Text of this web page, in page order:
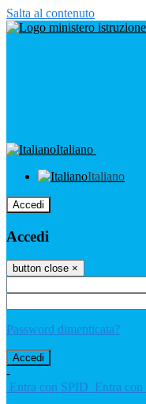
Salta al contenuto
Italiano
Italiano
Accedi
Accedi
button close ×
Password dimenticata?
-
Entra con SPID Entra